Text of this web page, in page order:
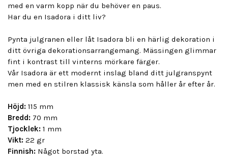
med en varm kopp när du behöver en paus.
Har du en Isadora i ditt liv?
Pynta julgranen eller låt Isadora bli en härlig dekoration i
ditt övriga dekorationsarrangemang. Mässingen glimmar
fint i kontrast till vinterns mörkare färger.
Vår Isadora är ett modernt inslag bland ditt julgranspynt
men med en stilren klassisk känsla som håller år efter år.
Höjd: 115 mm
Bredd: 70 mm
Tjocklek: 1 mm
Vikt: 22 gr
Finnish: Något borstad yta.